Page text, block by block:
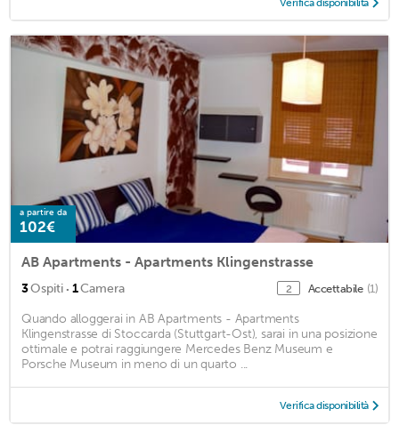
a partire da
102€
AB Apartments - Apartments Klingenstrasse
3Ospiti · 1Camera 2 Accettabile (1)
Quando alloggerai in AB Apartments - Apartments
Klingenstrasse di Stoccarda (Stuttgart-Ost), sarai in una posizione
ottimale e potrai raggiungere Mercedes Benz Museum e
Porsche Museum in meno di un quarto ...
Verifica disponibilità